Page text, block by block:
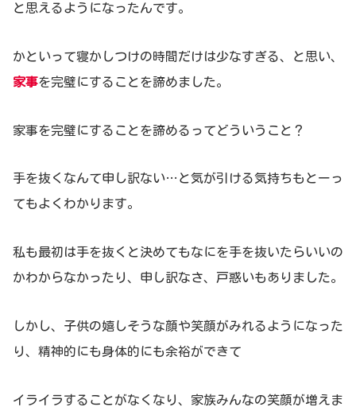
と思えるようになったんです。
かといって寝かしつけの時間だけは少なすぎる、と思い、
家事を完璧にすることを諦めました。
家事を完璧にすることを諦めるってどういうこと？
手を抜くなんて申し訳ない…と気が引ける気持ちもとーっ
てもよくわかります。
私も最初は手を抜くと決めてもなにを手を抜いたらいいの
かわからなかったり、申し訳なさ、戸惑いもありました。
しかし、子供の嬉しそうな顔や笑顔がみれるようになった
り、精神的にも身体的にも余裕ができて
イライラすることがなくなり、家族みんなの笑顔が増えま